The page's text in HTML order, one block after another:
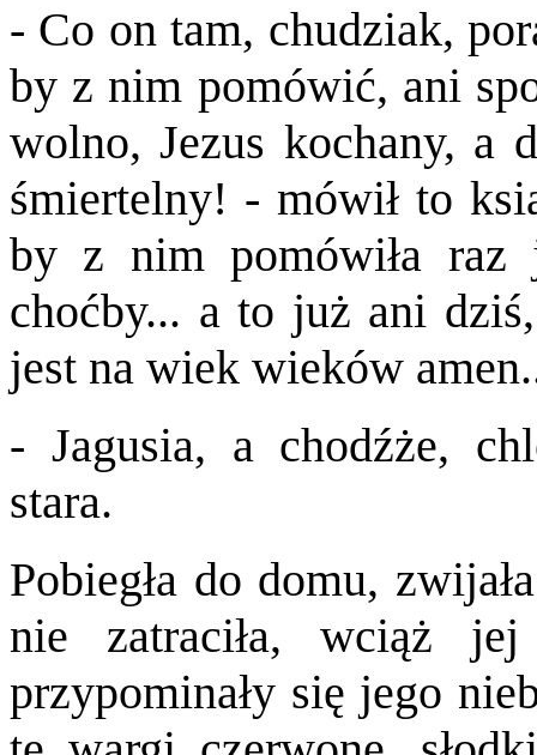
- Co on tam, chudziak,
by z nim pomówić, ani
wolno, Jezus kochany, a
śmiertelny! - mówił to
by z nim pomówiła raz
choćby... a to już ani
jest na wiek wieków
- Jagusia, a chodźże,
stara.
Pobiegła do domu,
nie zatraciła, wciąż
przypominały się jego